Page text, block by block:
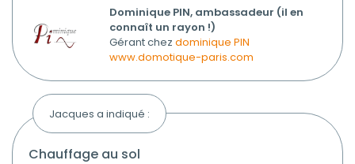
Dominique PIN, ambassadeur (il en
connaît un rayon !)
Gérant chez dominique PIN
www.domotique-paris.com
Jacques a indiqué :
chauffage au sol